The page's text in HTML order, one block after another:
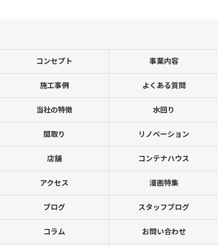
コンセプト 事業内容
施工事例 よくある質問
当社の特徴 水回り
間取り リノベーション
店舗 コンテナハウス
アクセス 漫画特集
ブログ スタッフブログ
コラム お問い合わせ